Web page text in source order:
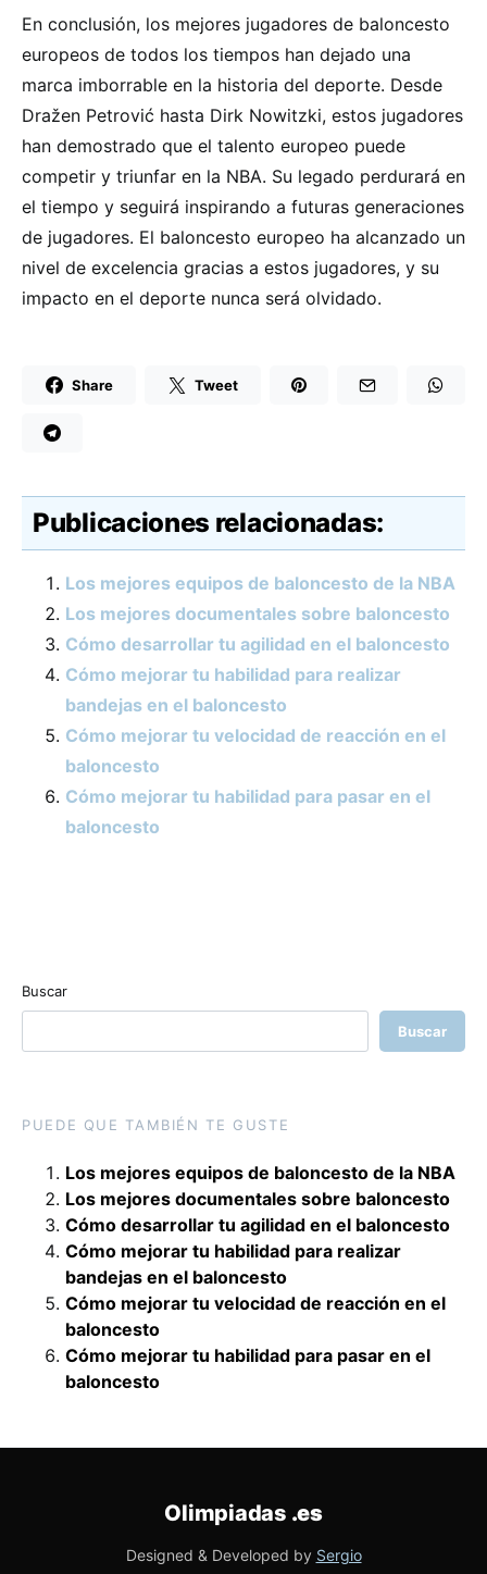
En conclusión, los mejores jugadores de baloncesto
europeos de todos los tiempos han dejado una
marca imborrable en la historia del deporte. Desde
Dražen Petrović hasta Dirk Nowitzki, estos jugadores
han demostrado que el talento europeo puede
competir y triunfar en la NBA. Su legado perdurará en
el tiempo y seguirá inspirando a futuras generaciones
de jugadores. El baloncesto europeo ha alcanzado un
nivel de excelencia gracias a estos jugadores, y su
impacto en el deporte nunca será olvidado.
Share Tweet
Publicaciones relacionadas:
Los mejores equipos de baloncesto de la NBA
Los mejores documentales sobre baloncesto
Cómo desarrollar tu agilidad en el baloncesto
Cómo mejorar tu habilidad para realizar
bandejas en el baloncesto
Cómo mejorar tu velocidad de reacción en el
baloncesto
Cómo mejorar tu habilidad para pasar en el
baloncesto
Buscar
Buscar
PUEDE QUE TAMBIÉN TE GUSTE
Los mejores equipos de baloncesto de la NBA
Los mejores documentales sobre baloncesto
Cómo desarrollar tu agilidad en el baloncesto
Cómo mejorar tu habilidad para realizar
bandejas en el baloncesto
Cómo mejorar tu velocidad de reacción en el
baloncesto
Cómo mejorar tu habilidad para pasar en el
baloncesto
Olimpiadas .es
Designed & Developed by Sergio